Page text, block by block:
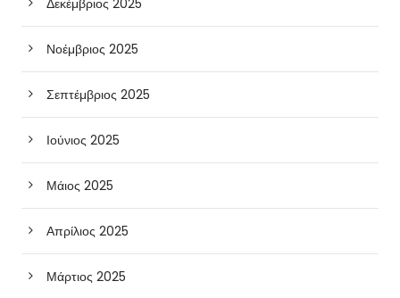
Δεκέμβριος 2025
Νοέμβριος 2025
Σεπτέμβριος 2025
Ιούνιος 2025
Μάιος 2025
Απρίλιος 2025
Μάρτιος 2025